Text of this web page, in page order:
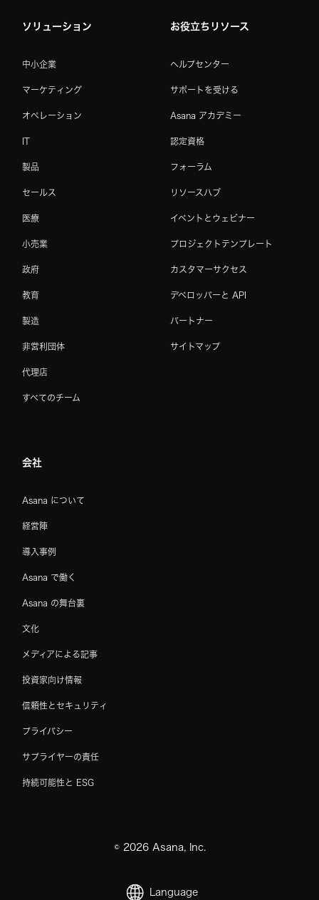
ソリューション
中小企業
マーケティング
オペレーション
IT
製品
セールス
医療
小売業
政府
教育
製造
非営利団体
代理店
すべてのチーム
お役立ちリソース
ヘルプセンター
サポートを受ける
Asana アカデミー
認定資格
フォーラム
リソースハブ
イベントとウェビナー
プロジェクトテンプレート
カスタマーサクセス
デベロッパーと API
パートナー
サイトマップ
会社
Asana について
経営陣
導入事例
Asana で働く
Asana の舞台裏
文化
メディアによる記事
投資家向け情報
信頼性とセキュリティ
プライバシー
サプライヤーの責任
持続可能性と ESG
© 2026Asana, Inc.
Language